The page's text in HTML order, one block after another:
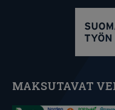
MAKSUTAVAT